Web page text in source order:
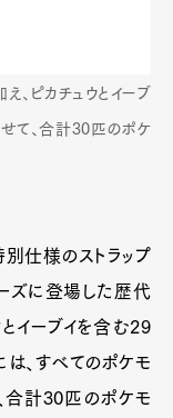
、ピカチュウとイーブ
て、合計30匹のポケ
別仕様のストラップ
ーズに登場した歴代
イーブイを含む29
、すべてのポケモ
合計30匹のポケモ